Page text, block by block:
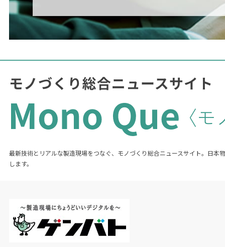
最新技術とリアルな製造現場をつなぐ、モノづくり総合ニュースサイト。日本
します。